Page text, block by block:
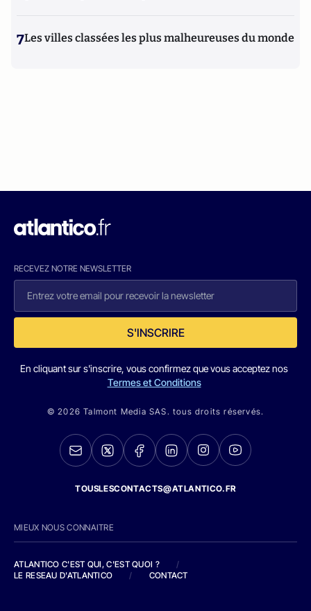
7Les villes classées les plus malheureuses du monde
RECEVEZ NOTRE NEWSLETTER
S'INSCRIRE
En cliquant sur s'inscrire, vous confirmez que vous acceptez nos
Termes et Conditions
© 2026 Talmont Media SAS. tous droits réservés.
TOUSLESCONTACTS@ATLANTICO.FR
MIEUX NOUS CONNAITRE
ATLANTICO C'EST QUI, C'EST QUOI ?
/
LE RESEAU D'ATLANTICO
/ CONTACT